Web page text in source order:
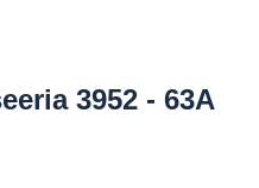
3952 - 63A